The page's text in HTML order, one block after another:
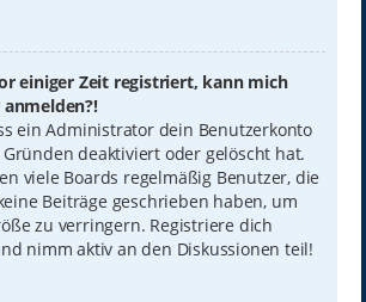
einiger Zeit registriert, kann mich
ein Administrator dein Benutzerkonto
deaktiviert oder gelöscht hat.
viele Boards regelmäßig Benutzer, die
Beiträge geschrieben haben, um
zu verringern. Registriere dich
nimm aktiv an den Diskussionen teil!